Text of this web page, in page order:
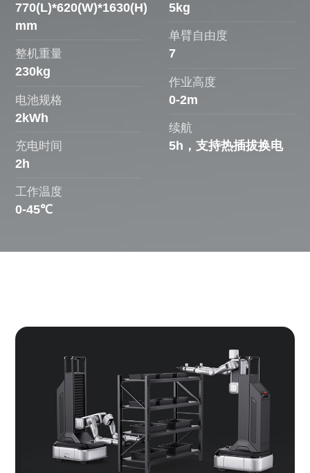
770(L)*620(W)*1630(H)
mm
整机重量
230kg
电池规格
2kWh
充电时间
2h
工作温度
0-45℃
5kg
单臂自由度
7
作业高度
0-2m
续航
5h，支持热插拔换电